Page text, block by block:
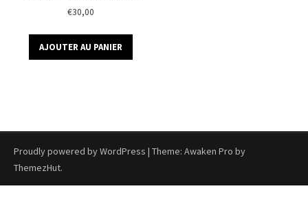
€30,00
AJOUTER AU PANIER
Proudly powered by WordPress | Theme: Awaken Pro by
ThemezHut.